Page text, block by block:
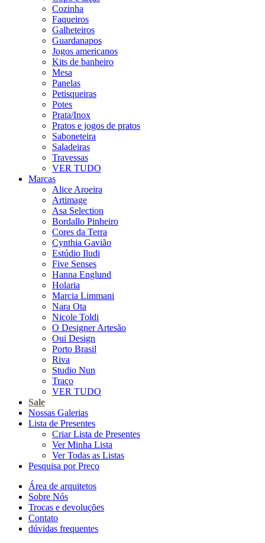
Cozinha
Faqueiros
Galheteiros
Guardanapos
Jogos americanos
Kits de banheiro
Mesa
Panelas
Petisqueiras
Potes
Prata/Inox
Pratos e jogos de pratos
Saboneteira
Saladeiras
Travessas
VER TUDO
Marcas
Alice Aroeira
Artimage
Asa Selection
Bordallo Pinheiro
Cores da Terra
Cynthia Gavião
Estúdio Iludi
Five Senses
Hanna Englund
Holaria
Marcia Limmani
Nara Ota
Nicole Toldi
O Designer Artesão
Oui Design
Porto Brasil
Riva
Studio Nun
Traço
VER TUDO
Sale
Nossas Galerias
Lista de Presentes
Criar Lista de Presentes
Ver Minha Lista
Ver Todas as Listas
Pesquisa por Preço
Área de arquitetos
Sobre Nós
Trocas e devoluções
Contato
dúvidas frequentes